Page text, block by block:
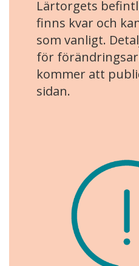
Lärtorgets
finns kvar och
som vanligt.
för
kommer att
sidan.